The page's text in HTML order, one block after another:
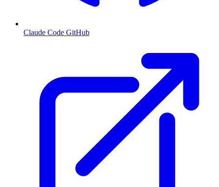
Claude Code GitHub